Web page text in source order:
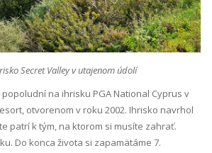
Secret Valley v utajenom údolí
na ihrisku PGA National Cyprus v
otvorenom v roku 2002. Ihrisko navrhol
patrí k tým, na ktorom si musíte zahrať.
Do konca života si zapamätáme 7.